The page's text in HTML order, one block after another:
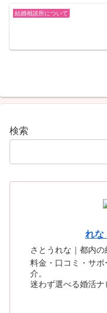
結婚相談所について
検索
れな
さとうれな｜都内
料金・口コミ・サポ
介。
迷わず選べる婚活